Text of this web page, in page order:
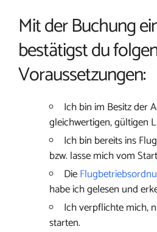
Mit der Buchung
bestätigst du
Voraussetzungen:
Ich bin im Besitz der
gleichwertigen, gültigen
Ich bin bereits ins
bzw. lasse mich vom
Die
habe ich gelesen und
Ich verpflichte mich,
starten.